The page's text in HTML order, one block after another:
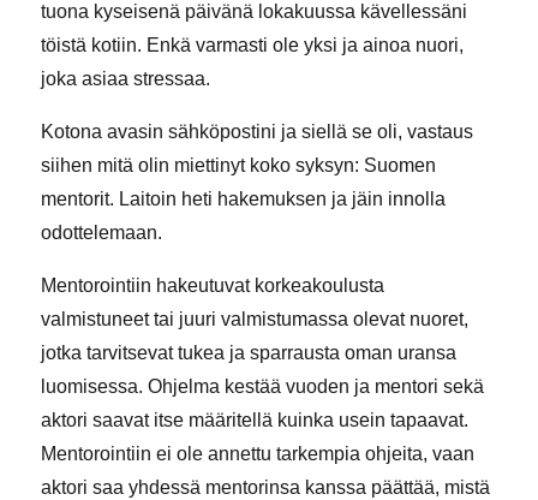
tuona kyseisenä päivänä lokakuussa kävellessäni
töistä kotiin. Enkä varmasti ole yksi ja ainoa nuori,
joka asiaa stressaa.
Kotona avasin sähköpostini ja siellä se oli, vastaus
siihen mitä olin miettinyt koko syksyn: Suomen
mentorit. Laitoin heti hakemuksen ja jäin innolla
odottelemaan.
Mentorointiin hakeutuvat korkeakoulusta
valmistuneet tai juuri valmistumassa olevat nuoret,
jotka tarvitsevat tukea ja sparrausta oman uransa
luomisessa. Ohjelma kestää vuoden ja mentori sekä
aktori saavat itse määritellä kuinka usein tapaavat.
Mentorointiin ei ole annettu tarkempia ohjeita, vaan
aktori saa yhdessä mentorinsa kanssa päättää, mistä